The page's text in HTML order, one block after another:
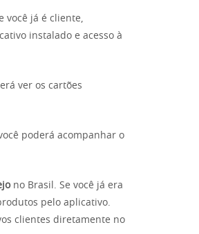
já é cliente,
instalado e acesso à
ver os cartões
poderá acompanhar o
no Brasil. Se você já era
pelo aplicativo.
clientes diretamente no